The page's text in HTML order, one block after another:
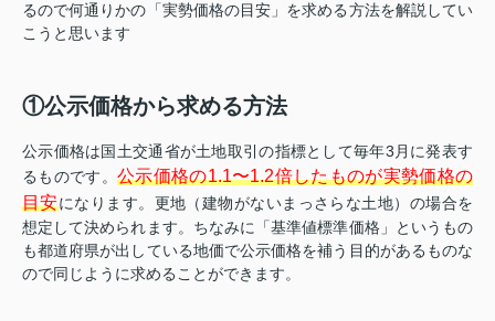
るので何通りかの「実勢価格の目安」を求める方法を解説してい
こうと思います
①公示価格から求める方法
公示価格は国土交通省が土地取引の指標として毎年3月に発表す
るものです。 公示価格の1.1〜1.2倍したものが実勢価格の
目安になります。更地（建物がないまっさらな土地）の場合を
想定して決められます。ちなみに「基準値標準価格」というもの
も都道府県が出している地価で公示価格を補う目的があるものな
ので同じように求めることができます。